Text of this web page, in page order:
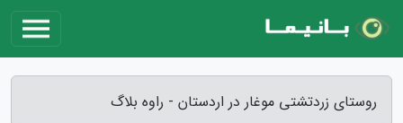
روستای زردتشتی موغار در اردستان - راوه بلاگ